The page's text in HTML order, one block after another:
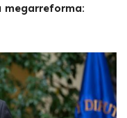
megarreforma: